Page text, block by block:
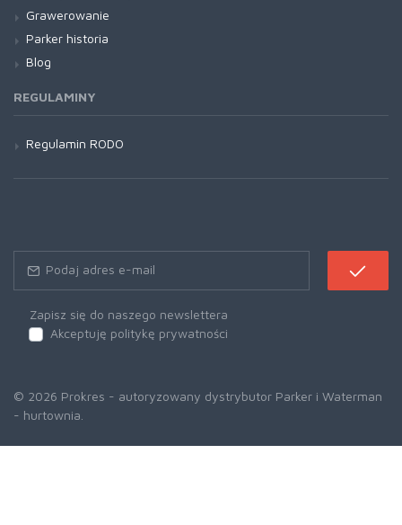
Grawerowanie
Parker historia
Blog
REGULAMINY
Regulamin RODO
Zapisz się do naszego newslettera
Akceptuję politykę prywatności
© 2026 Prokres - autoryzowany dystrybutor Parker i Waterman
- hurtownia.